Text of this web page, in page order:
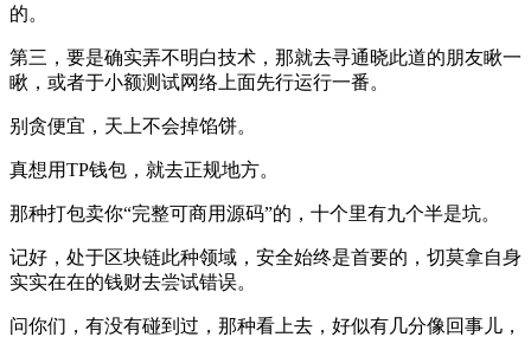
的。
第三，要是确实弄不明白技术，那就去寻通晓此道的朋友瞅一
瞅，或者于小额测试网络上面先行运行一番。
别贪便宜，天上不会掉馅饼。
真想用TP钱包，就去正规地方。
那种打包卖你“完整可商用源码”的，十个里有九个半是坑。
记好，处于区块链此种领域，安全始终是首要的，切莫拿自身
实实在在的钱财去尝试错误。
问你们，有没有碰到过，那种看上去，好似有几分像回事儿，